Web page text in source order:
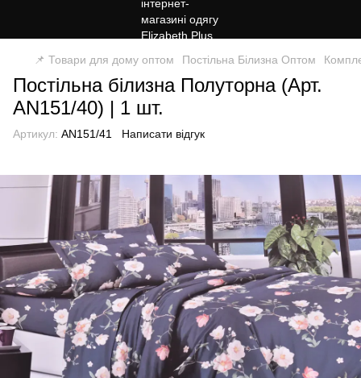
📌 Товари для дому оптом Постільна Білизна Оптом
Постільна білизна Полуторна (Арт.
AN151/40) | 1 шт.
Артикул: AN151/41 Написати відгук